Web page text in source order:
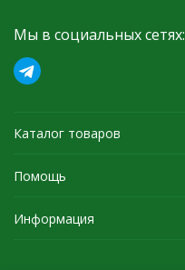
Мы в социальных сетях:
Каталог товаров
Помощь
Информация